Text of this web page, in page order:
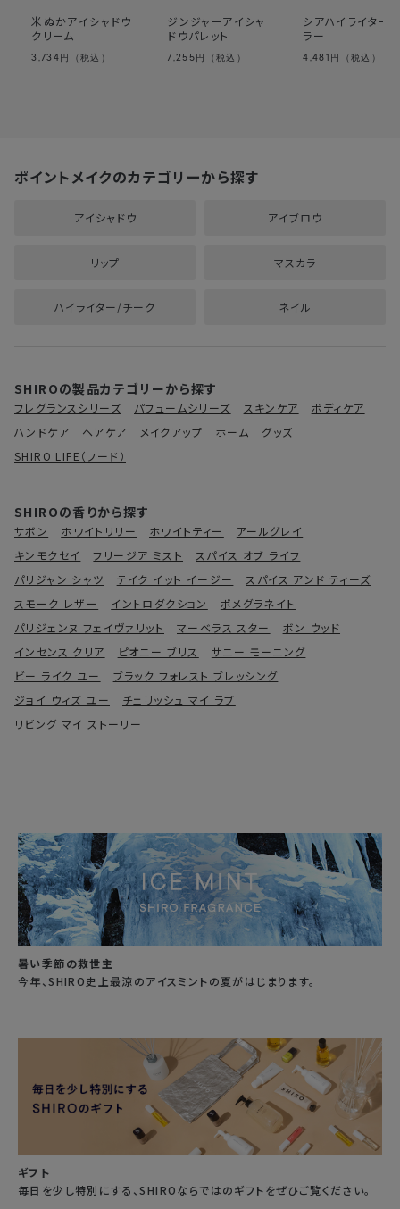
米ぬかアイシャドウ
クリーム
3,734 円（税込）
ジンジャーアイシャ
ドウパレット
7,255 円（税込）
シアハイライターカ
ラー
4,481 円（税込）
ポイントメイクのカテゴリーから探す
アイシャドウ アイブロウ
リップ マスカラ
ハイライター/チーク ネイル
SHIROの製品カテゴリーから探す
フレグランスシリーズ パフュームシリーズ スキンケア
ボディケア
ハンドケア
ヘアケア メイクアップ ホーム
グッズ
SHIRO LIFE（フード）
SHIROの香りから探す
サボン ホワイトリリー ホワイトティー
アールグレイ
キンモクセイ
フリージア ミスト
スパイス オブ ライフ
パリジャン シャツ
テイク イット イージー
スパイス アンド ティーズ
スモーク レザー
イントロダクション
ポメグラネイト
パリジェンヌ フェイヴァリット
マーベラス スター
ボン ウッド
インセンス クリア
ピオニー ブリス
サニー モーニング
ビー ライク ユー
ブラック フォレスト ブレッシング
ジョイ ウィズ ユー
チェリッシュ マイ ラブ
リビング マイ ストーリー
暑い季節の救世主
今年、SHIRO史上最涼のアイスミントの夏がはじまります。
ギフト
毎日を少し特別にする、SHIROならではのギフトをぜひご覧ください。